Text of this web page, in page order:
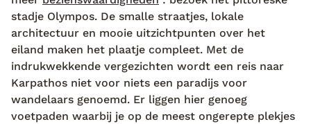
stadje Olympos. De smalle straatjes, lokale
architectuur en mooie uitzichtpunten over het
eiland maken het plaatje compleet. Met de
indrukwekkende vergezichten wordt een reis naar
Karpathos niet voor niets een paradijs voor
wandelaars genoemd. Er liggen hier genoeg
voetpaden waarbij je op de meest ongerepte plekjes